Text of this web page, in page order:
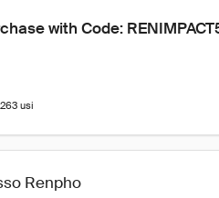
with Code:
263 usi
Renpho